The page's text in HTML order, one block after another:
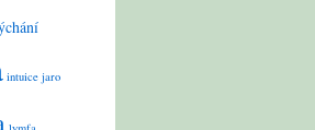
intuice jaro